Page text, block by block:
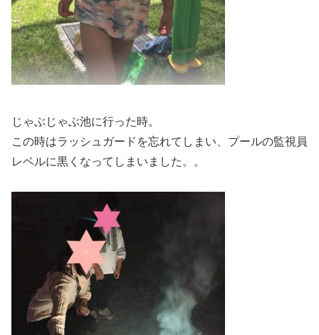
じゃぶじゃぶ池に行った時。
この時はラッシュガードを忘れてしまい、プールの監視員
レベルに黒くなってしまいました。。